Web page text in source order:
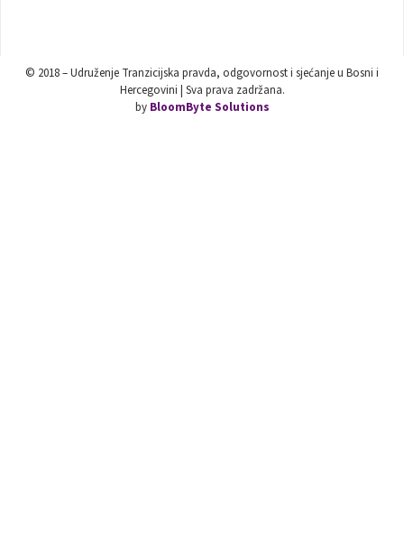
© 2018 – Udruženje Tranzicijska pravda, odgovornost i sjećanje u Bosni i
Hercegovini | Sva prava zadržana.
by BloomByte Solutions